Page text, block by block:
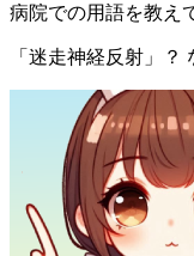
病院での用語を教え
「迷走神経反射」